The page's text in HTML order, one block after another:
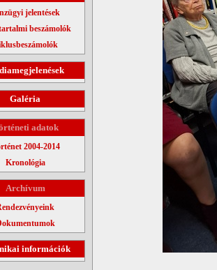
jelentések
beszámolók
Galéria
adatok
2004-2014
Kronológia
Archívum
információk